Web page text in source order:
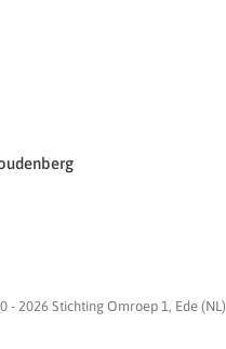
- 2026 Stichting Omroep 1, Ede